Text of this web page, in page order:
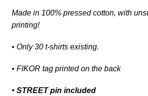
Made in 100% pressed cotton, with
printing!
• Only 30 t-shirts existing.
• FIKOR tag printed on the back
• STREET pin included